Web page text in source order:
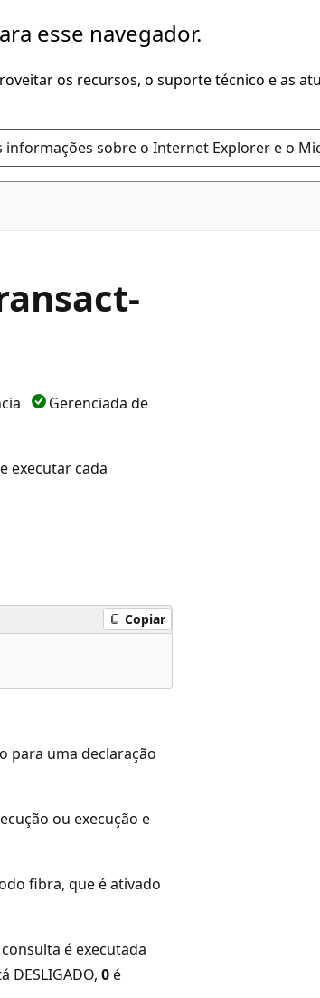
esse navegador.
os recursos, o suporte técnico e as
informações sobre o Internet Explorer e o
Gerenciada de
executar cada
Copiar
para uma declaração
ou execução e
fibra, que é ativado
é executada
DESLIGADO, 0é